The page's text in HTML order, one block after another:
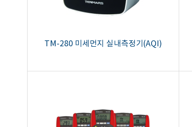
TM-280 미세먼지 실내측정기(AQI)